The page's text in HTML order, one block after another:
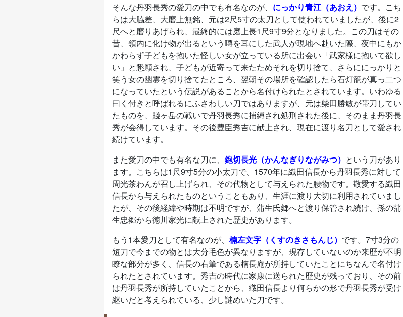
そんな丹羽長秀の愛刀の中でも有名なのが、 にっかり青江（あおえ） です。こち
らは大脇差、大磨上無銘、元は2尺5寸の太刀として使われていましたが、後に2
尺へと磨りあげられ、最終的には磨上長1尺9寸9分となりました。この刀はその
昔、領内に化け物が出るという噂を耳にした武人が現地へ赴いた際、夜中にもか
かわらず子どもを抱いた怪しい女が立っている所に出会い「武家様に抱いて欲し
い」と懇願され、子どもが近寄って来たためそれを切り捨て、さらににっかりと
笑う女の幽霊を切り捨てたところ、翌朝その場所を確認したら石灯籠が真っ二つ
になっていたという伝説があることから名付けられたとされています。いわゆる
曰く付きと呼ばれるにふさわしい刀ではありますが、元は柴田勝敏が帯刀してい
たものを、賤ヶ岳の戦いで丹羽長秀に捕縛され処刑された後に、そのまま丹羽長
秀が会得しています。その後豊臣秀吉に献上され、現在に渡り名刀として愛され
続けています。
また愛刀の中でも有名な刀に、 鉋切長光（かんなぎりながみつ） という刀があり
ます。こちらは1尺9寸5分の小太刀で、1570年に織田信長から丹羽長秀に対して
周光茶わんが召し上げられ、その代物として与えられた腰物です。敬愛する織田
信長から与えられたものということもあり、生涯に渡り大切に利用されていまし
たが、その後経緯や時期は不明ですが、蒲生氏郷へと渡り保管され続け、孫の蒲
生忠郷から徳川家光に献上された歴史があります。
もう1本愛刀として有名なのが、 楠左文字（くすのきさもんじ） です。7寸3分の
短刀で今までの物とは大分毛色が異なりますが、現存していないのか来歴が不明
瞭な部分が多く、信長の右筆である楠長庵が所持していたことにちなんで名付け
られたとされています。秀吉の時代に家康に送られた歴史が残っており、その前
は丹羽長秀が所持していたことから、織田信長より何らかの形で丹羽長秀が受け
継いだと考えられている、少し謎めいた刀です。